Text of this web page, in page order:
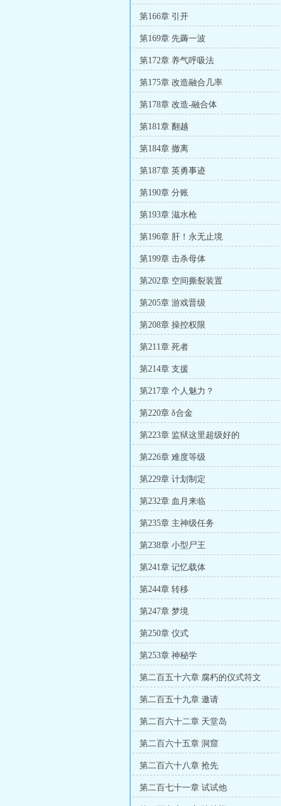
第166章 引开
第169章 先薅一波
第172章 养气呼吸法
第175章 改造融合几率
第178章 改造-融合体
第181章 翻越
第184章 撤离
第187章 英勇事迹
第190章 分账
第193章 滋水枪
第196章 肝！永无止境
第199章 击杀母体
第202章 空间撕裂装置
第205章 游戏晋级
第208章 操控权限
第211章 死者
第214章 支援
第217章 个人魅力？
第220章 δ合金
第223章 监狱这里超级好的
第226章 难度等级
第229章 计划制定
第232章 血月来临
第235章 主神级任务
第238章 小型尸王
第241章 记忆载体
第244章 转移
第247章 梦境
第250章 仪式
第253章 神秘学
第二百五十六章 腐朽的仪式符文
第二百五十九章 邀请
第二百六十二章 天堂岛
第二百六十五章 洞窟
第二百六十八章 抢先
第二百七十一章 试试他